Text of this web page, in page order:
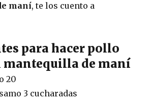
maní, te los cuento a
para hacer pollo
mantequilla de maní
20
3 cucharadas